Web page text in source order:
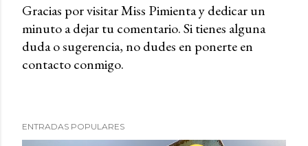
P
u
b
a
Gracias por visitar Miss Pimienta y dedicar un
minuto a dejar tu comentario. Si tienes alguna
duda o sugerencia, no dudes en ponerte en
contacto conmigo.
ENTRADAS POPULARES